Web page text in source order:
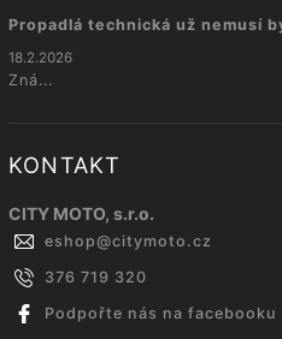
Propadlá technická už nemusí
18.2.2026
Zná...
KONTAKT
CITY MOTO, s.r.o.
eshop@citymoto.cz
376 719 320
Podpořte nás na facebooku